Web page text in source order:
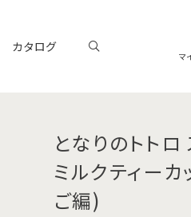
カタログ
マ
となりのトト
ミルクティー
ご編)